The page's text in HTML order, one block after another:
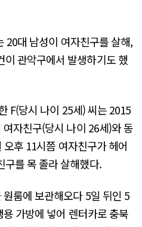
대 남성이 여자친구를 살해,
이 관악구에서 발생하기도 했
F(당시 나이 25세) 씨는 2015
자친구(당시 나이 26세)와 동
후 11시쯤 여자친구가 헤어
구를 목 졸라 살해했다.
룸에 보관해오다 5일 뒤인 5
가방에 넣어 렌터카로 충북